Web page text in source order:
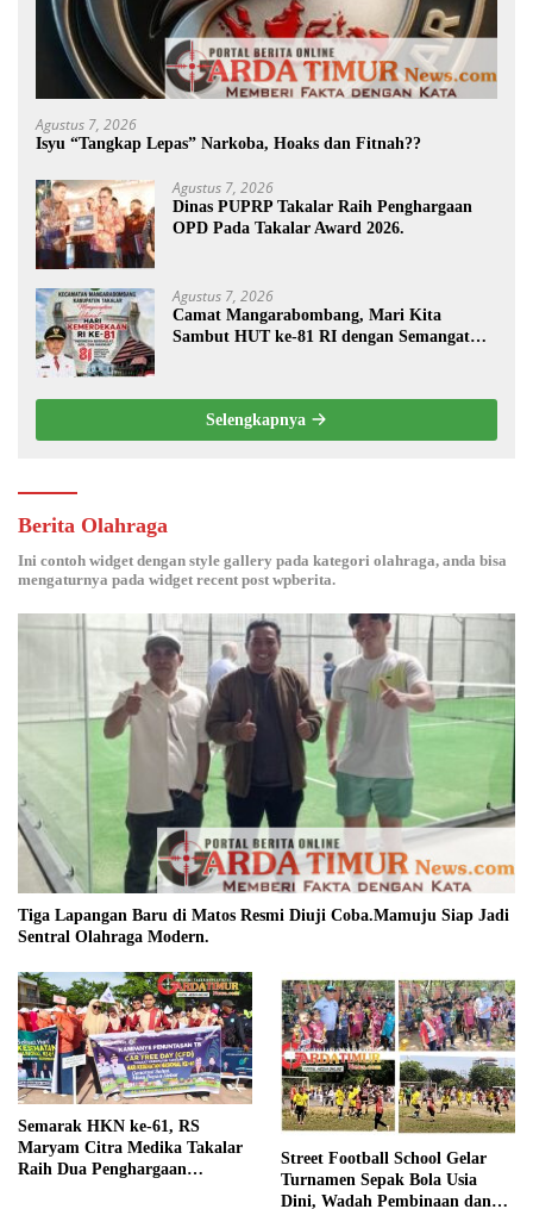
Agustus 7, 2026
Isyu “Tangkap Lepas” Narkoba, Hoaks dan Fitnah??
Agustus 7, 2026
Dinas PUPRP Takalar Raih Penghargaan
OPD Pada Takalar Award 2026.
Agustus 7, 2026
Camat Mangarabombang, Mari Kita
Sambut HUT ke-81 RI dengan Semangat
Selengkapnya
Berita Olahraga
Ini contoh widget dengan style gallery pada kategori olahraga, anda bisa
mengaturnya pada widget recent post wpberita.
Tiga Lapangan Baru di Matos Resmi Diuji Coba.Mamuju Siap Jadi
Sentral Olahraga Modern.
Semarak HKN ke-61, RS
Maryam Citra Medika Takalar
Raih Dua Penghargaan
Street Football School Gelar
Turnamen Sepak Bola Usia
Dini, Wadah Pembinaan dan